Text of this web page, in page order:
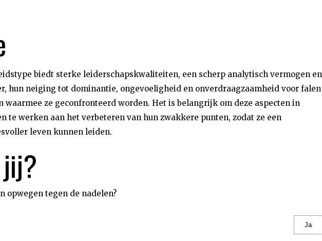
biedt sterke leiderschapskwaliteiten, een scherp analytisch vermogen en
hun neiging tot dominantie, ongevoeligheid en onverdraagzaamheid voor falen
ze geconfronteerd worden. Het is belangrijk om deze aspecten in
te werken aan het verbeteren van hun zwakkere punten, zodat ze een
leven kunnen leiden.
opwegen tegen de nadelen?
Ja